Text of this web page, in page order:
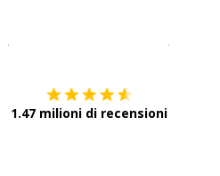
1.47 milioni di recensioni